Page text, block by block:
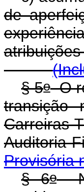
de
§ 5oO
transição
Carreiras
Provisória
§ 6o